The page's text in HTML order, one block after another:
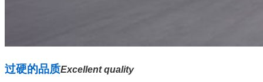
过硬的品质Excellent quality